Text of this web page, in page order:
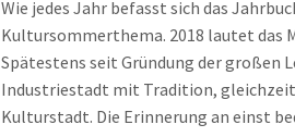
Wie jedes Jahr befasst sich das
Kultursommerthema. 2018 lautet das
Spätestens seit Gründung der großen
Industriestadt mit Tradition,
Kulturstadt. Die Erinnerung an einst